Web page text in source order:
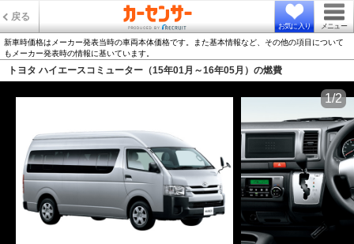
戻る
お気に入り メニュー
新車時価格はメーカー発表当時の車両本体価格です。また基本情報など、その他の項目について
もメーカー発表時の情報に基いています。
トヨタ ハイエースコミューター（15年01月～16年05月）の燃費
1/2